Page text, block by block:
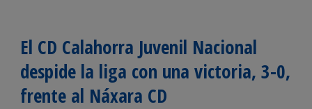
El CD Calahorra Juvenil Nacional
despide la liga con una victoria, 3-0,
frente al Náxara CD